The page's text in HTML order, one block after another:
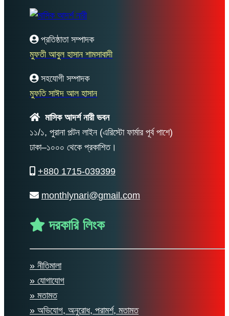
প্রতিষ্ঠাতা সম্পাদক
মুফতী আবুল হাসান শামসাবাদী
সহযোগী সম্পাদক
মুফতি সাঈদ আল হাসান
মাসিক আদর্শ নারী ভবন
১১/১, পুরানা পল্টন লাইন (এরিস্টো ফার্মার পূর্ব পাশে)
ঢাকা–১০০০ থেকে প্রকাশিত।
+880 1715-039399
monthlynari@gmail.com
দরকারি লিংক
» নীতিমালা
» যোগাযোগ
» মতামত
» অভিযোগ, অনুরোধ, পরামর্শ, মতামত